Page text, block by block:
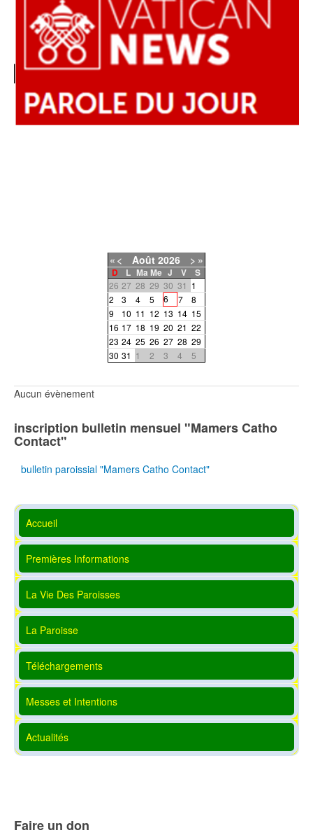
« < Août 2026 > »
D L Ma Me J V S
26 27 28 29 30 31 1
2
3 4 5 6 7
8
9
10 11 12 13 14 15
16 17 18 19 20 21 22
23 24 25 26 27 28 29
30 31 1 2 3 4 5
Aucun évènement
inscription bulletin mensuel "Mamers Catho
Contact"
bulletin paroissial "Mamers Catho Contact"
Accueil
Premières Informations
La Vie Des Paroisses
La Paroisse
Téléchargements
Messes et Intentions
Actualités
Faire un don